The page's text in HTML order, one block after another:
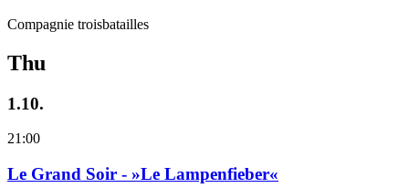
Compagnie troisbatailles
Thu
1.10.
21:00
Le Grand Soir - »Le Lampenfieber«